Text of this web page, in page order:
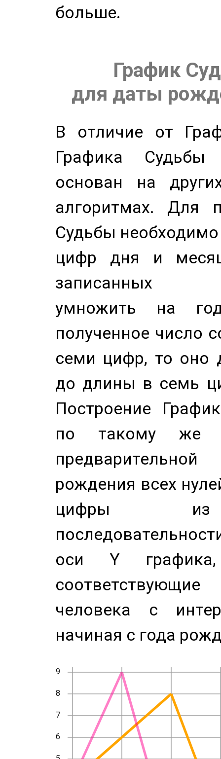
больше.
График
для даты
В отличие от
Графика
основан на
алгоритмах. Для
Судьбы
цифр дня и
записанных
умножить на
полученное число
семи цифр, то оно
до длины в семь
Построение
по такому же
рождения всех
цифры из
оси Y
человека с
начиная с года